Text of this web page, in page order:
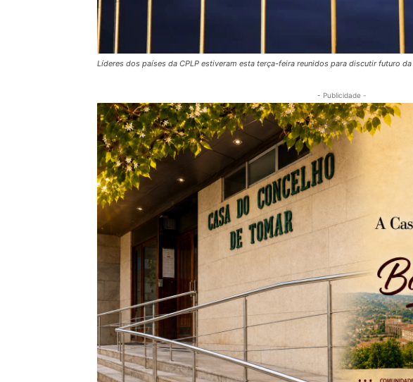
Líderes dos países da CPLP estiveram esta terça-feira reunidos para discutir futuro
- Publicidade -